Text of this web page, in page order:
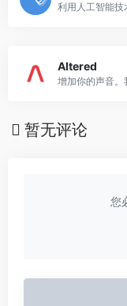
利用人工智能技
Altered
暂无评论
您